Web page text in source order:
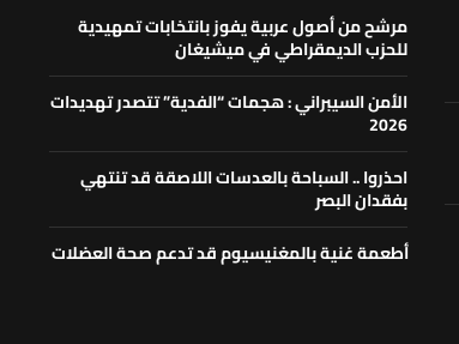
مرشح من أصول عربية يفوز بانتخابات تمهيدية
للحزب الديمقراطي في ميشيغان
الأمن السيبراني : هجمات “الفدية” تتصدر تهديدات
2026
احذروا .. السباحة بالعدسات اللاصقة قد تنتهي
بفقدان البصر
أطعمة غنية بالمغنيسيوم قد تدعم صحة العضلات